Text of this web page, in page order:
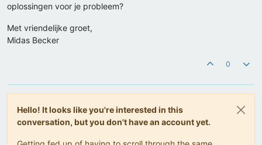
oplossingen voor je probleem?
Met vriendelijke groet,
Midas Becker
0
Hello! It looks like you're interested in this
conversation, but you don't have an account yet.